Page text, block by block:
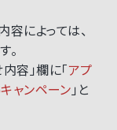
によっては、
。
容」欄に「アプ
ャンペーン 」と